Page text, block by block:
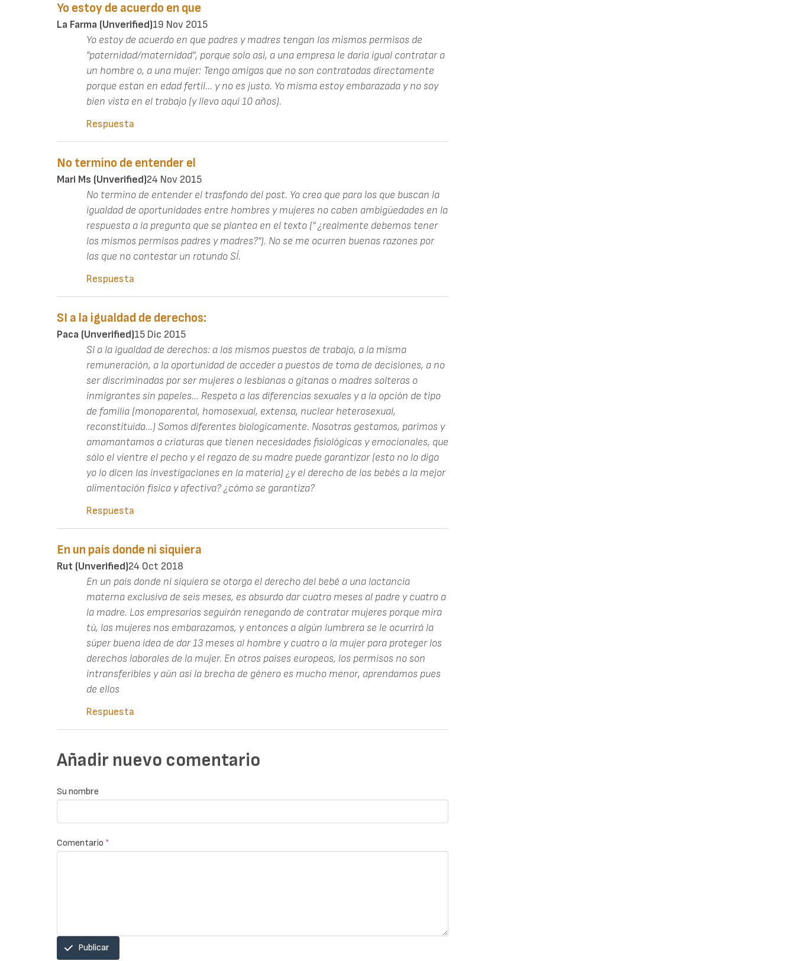
Yo estoy de acuerdo en que
La Farma (unverified)19 Nov 2015
Yo estoy de acuerdo en que padres y madres tengan los mismos permisos de
"paternidad/maternidad", porque solo asi, a una empresa le daria igual contratar a
un hombre o, a una mujer: Tengo amigas que no son contratadas directamente
porque estan en edad fertil... y no es justo. Yo misma estoy embarazada y no soy
bien vista en el trabajo (y llevo aqui 10 años).
Respuesta
No termino de entender el
Mari Ms (unverified)24 Nov 2015
No termino de entender el trasfondo del post. Yo creo que para los que buscan la
igualdad de oportunidades entre hombres y mujeres no caben ambigüedades en la
respuesta a la pregunta que se plantea en el texto (" ¿realmente debemos tener
los mismos permisos padres y madres?"). No se me ocurren buenas razones por
las que no contestar un rotundo SÍ.
Respuesta
SI a la igualdad de derechos:
Paca (unverified)15 Dic 2015
SI a la igualdad de derechos: a los mismos puestos de trabajo, a la misma
remuneración, a la oportunidad de acceder a puestos de toma de decisiones, a no
ser discriminadas por ser mujeres o lesbianas o gitanas o madres solteras o
inmigrantes sin papeles... Respeto a las diferencias sexuales y a la opción de tipo
de familia (monoparental, homosexual, extensa, nuclear heterosexual,
reconstituida...) Somos diferentes biologicamente. Nosotras gestamos, parimos y
amamantamos a criaturas que tienen necesidades fisiológicas y emocionales, que
sólo el vientre el pecho y el regazo de su madre puede garantizar (esto no lo digo
yo lo dicen las investigaciones en la materia) ¿y el derecho de los bebés a la mejor
alimentación física y afectiva? ¿cómo se garantiza?
Respuesta
En un país donde ni siquiera
Rut (unverified)24 Oct 2018
En un país donde ni siquiera se otorga el derecho del bebé a una lactancia
materna exclusiva de seis meses, es absurdo dar cuatro meses al padre y cuatro a
la madre. Los empresarios seguirán renegando de contratar mujeres porque mira
tú, las mujeres nos embarazamos, y entonces a algún lumbrera se le ocurrirá la
súper buena idea de dar 13 meses al hombre y cuatro a la mujer para proteger los
derechos laborales de la mujer. En otros países europeos, los permisos no son
intransferibles y aún así la brecha de género es mucho menor, aprendamos pues
de ellos
Respuesta
Añadir nuevo comentario
Su nombre
Comentario *
Publicar